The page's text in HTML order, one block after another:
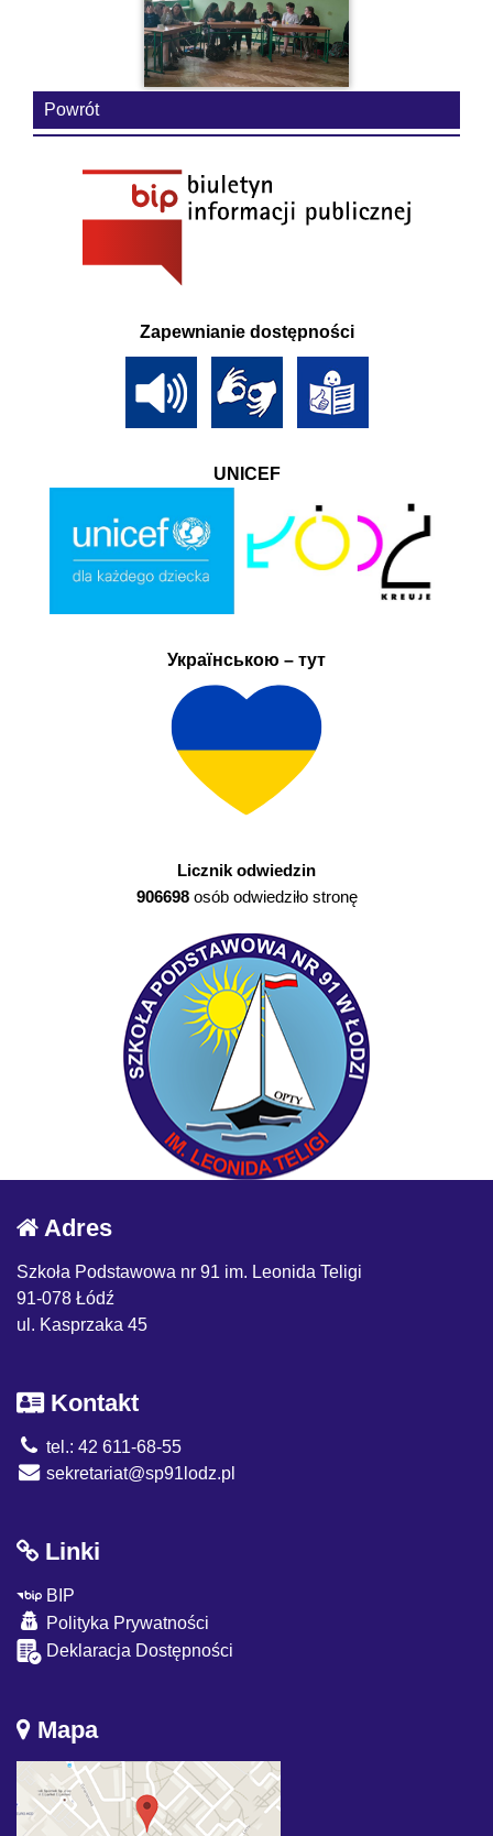
Powrót
Zapewnianie dostępności
UNICEF
Українською – тут
Licznik odwiedzin
906698osób odwiedziło stronę
Adres
Szkoła Podstawowa nr 91 im. Leonida Teligi
91-078 Łódź
ul. Kasprzaka 45
Kontakt
tel.: 42 611-68-55
sekretariat@sp91lodz.pl
Linki
BIP
Polityka Prywatności
Deklaracja Dostępności
Mapa